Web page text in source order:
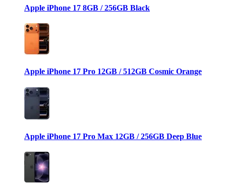
Apple iPhone 17 8GB / 256GB Black
Apple iPhone 17 Pro 12GB / 512GB Cosmic Orange
Apple iPhone 17 Pro Max 12GB / 256GB Deep Blue